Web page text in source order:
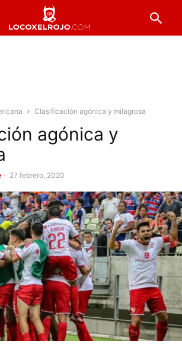
Clasificación agónica y milagrosa
agónica y
- 27 febrero, 2020